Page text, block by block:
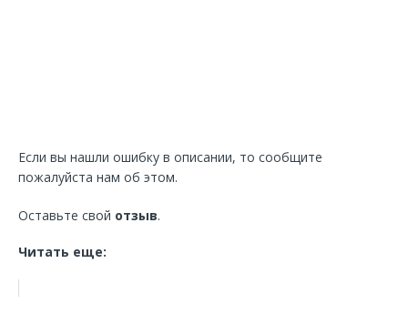
Если вы нашли ошибку в описании, то сообщите
пожалуйста нам об этом.
Оставьте свой отзыв.
Читать еще: